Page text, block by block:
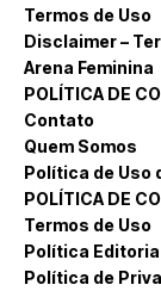
Termos de Uso
Disclaimer –
Arena Feminina
POLÍTICA DE
Contato
Quem Somos
Política de Uso
POLÍTICA DE
Termos de Uso
Política
Política de